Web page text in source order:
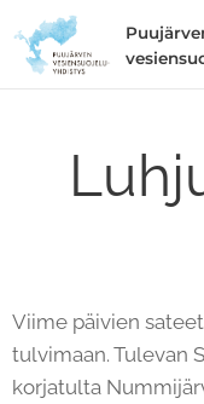
Viime päivien
tulvimaan. Tulevan
korjatulta